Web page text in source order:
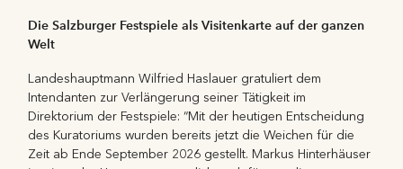
Die Salzburger Festspiele als Visitenkarte auf der ganzen
Welt
Landeshauptmann Wilfried Haslauer gratuliert dem
Intendanten zur Verlängerung seiner Tätigkeit im
Direktorium der Festspiele: “Mit der heutigen Entscheidung
des Kuratoriums wurden bereits jetzt die Weichen für die
Zeit ab Ende September 2026 gestellt. Markus Hinterhäuser